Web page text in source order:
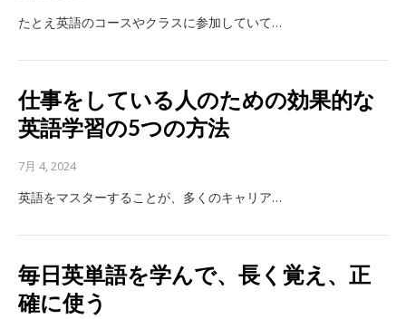
たとえ英語のコースやクラスに参加していて…
仕事をしている人のための効果的な
英語学習の5つの方法
7月 4, 2024
英語をマスターすることが、多くのキャリア…
毎日英単語を学んで、長く覚え、正
確に使う